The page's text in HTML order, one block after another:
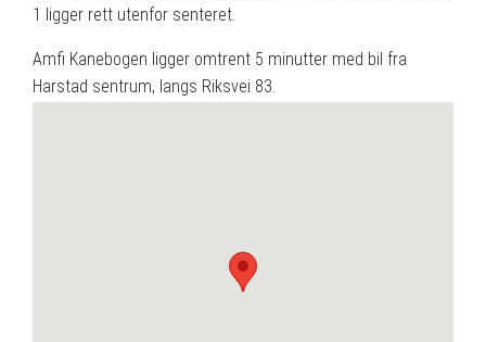
1 ligger rett utenfor senteret.
Amfi Kanebogen ligger omtrent 5 minutter med bil fra
Harstad sentrum, langs Riksvei 83.